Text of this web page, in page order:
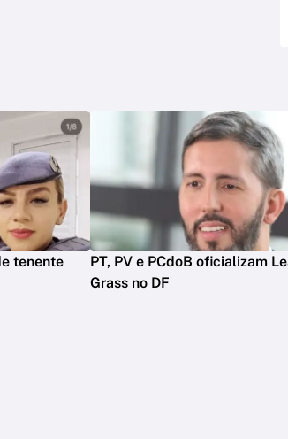
tenente
PT, PV e PCdoB oficializam
Grass no DF